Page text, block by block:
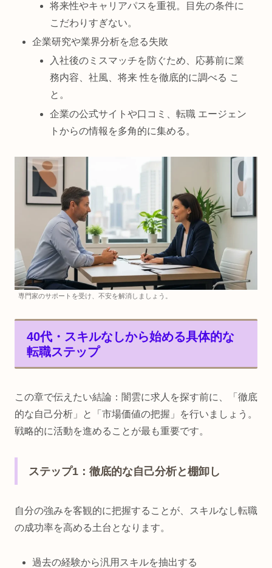
将来性やキャリアパスを重視。目先の条件に
こだわりすぎない。
企業研究や業界分析を怠る失敗
入社後のミスマッチを防ぐため、応募前に業
務内容、社風、将来 性を徹底的に調べる こ
と。
企業の公式サイトや口コミ、転職 エージェン
トからの情報を多角的に集める。
専門家のサポートを受け、不安を解消しましょう。
40代・スキルなしから始める具体的な
転職ステップ
この章で伝えたい結論：闇雲に求人を探す前に、「徹底
的な自己分析」と「市場価値の把握」を行いましょう。
戦略的に活動を進めることが最も重要です。
ステップ1：徹底的な自己分析と棚卸し
自分の強みを客観的に把握することが、スキルなし転職
の成功率を高める土台となります。
過去の経験から汎用スキルを抽出する